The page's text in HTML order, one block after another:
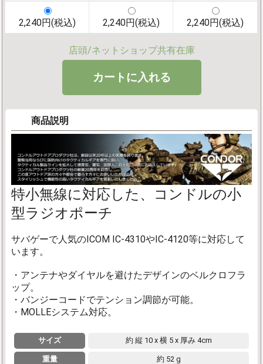
2,240円(税込) 2,240円(税込) 2,240円(税込)
店頭/ネットショップ共有在庫
商品説明
特小無線に対応した、コンドルの小
型ラジオポーチ
サバゲーで人気のICOM IC-4310やIC-4120等に対応して
います。
・アンテナやダイヤルを避けたデザインのベルクロフラ
ップ。
・バンジーコードでテンション調節が可能。
・MOLLEシステム対応。
サイズ 約 縦 10 x 横 5 x 厚み 4cm
重量 約 52 g